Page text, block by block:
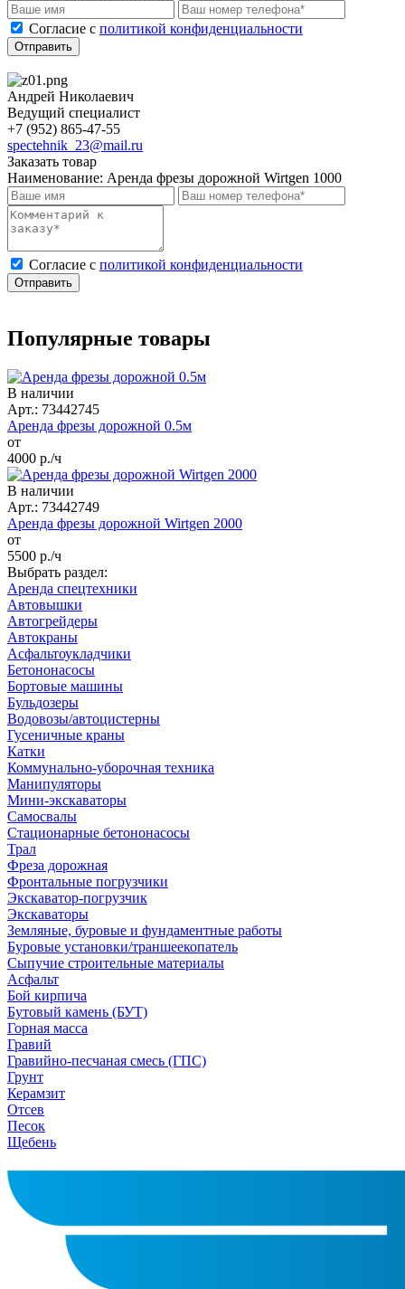
Cогласие с политикой конфиденциальности
Отправить
Андрей Николаевич
Ведущий специалист
+7 (952) 865-47-55
spectehnik_23@mail.ru
Заказать товар
Наименование: Аренда фрезы дорожной Wirtgen 1000
Cогласие с политикой конфиденциальности
Отправить
Популярные товары
В наличии
Арт.: 73442745
Аренда фрезы дорожной 0.5м
от
4000 р./ч
В наличии
Арт.: 73442749
Аренда фрезы дорожной Wirtgen 2000
от
5500 р./ч
Выбрать раздел:
Аренда спецтехники
Автовышки
Автогрейдеры
Автокраны
Асфальтоукладчики
Бетононасосы
Бортовые машины
Бульдозеры
Водовозы/автоцистерны
Гусеничные краны
Катки
Коммунально-уборочная техника
Манипуляторы
Мини-экскаваторы
Самосвалы
Стационарные бетононасосы
Трал
Фреза дорожная
Фронтальные погрузчики
Экскаватор-погрузчик
Экскаваторы
Земляные, буровые и фундаментные работы
Буровые установки/траншеекопатель
Сыпучие строительные материалы
Асфальт
Бой кирпича
Бутовый камень (БУТ)
Горная масса
Гравий
Гравийно-песчаная смесь (ГПС)
Грунт
Керамзит
Отсев
Песок
Щебень